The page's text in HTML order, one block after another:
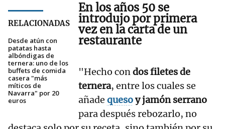
RELACIONADAS
Desde atún con
patatas hasta
albóndigas de
ternera: uno de los
buffets de comida
casera "más
míticos de
Navarra" por 20
euros
En los años 50 se
introdujo por primera
vez en la carta de un
restaurante
"Hecho condos filetes de
ternera, entre los cuales se
añade quesoy jamón serrano
para después rebozarlo, no